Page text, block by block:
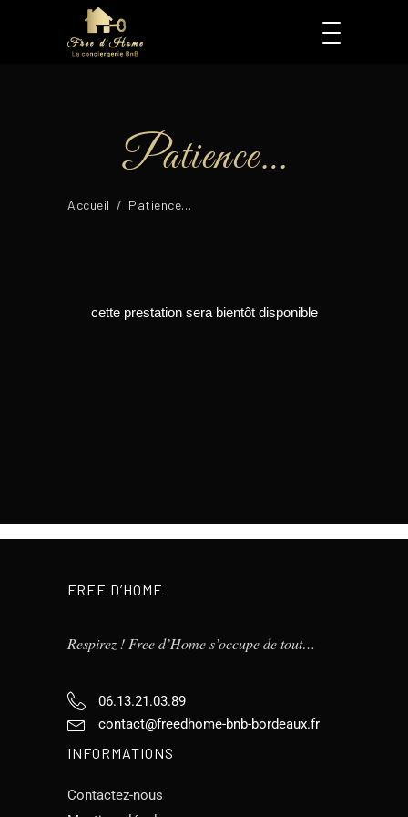
Patience…
Accueil / Patience…
cette prestation sera bientôt disponible
FREE D’HOME
Respirez ! Free d’Home s’occupe de tout…
06.13.21.03.89
contact@freedhome-bnb-bordeaux.fr
INFORMATIONS
Contactez-nous